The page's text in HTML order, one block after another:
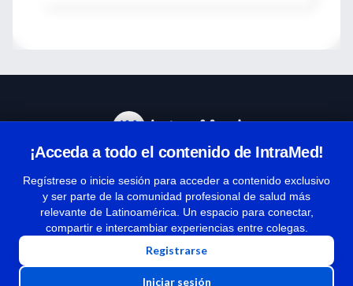
¡Acceda a todo el contenido de IntraMed!
Regístrese o inicie sesión para acceder a contenido exclusivo
y ser parte de la comunidad profesional de salud más
relevante de Latinoamérica. Un espacio para conectar,
compartir e intercambiar experiencias entre colegas.
Registrarse
Iniciar sesión
Términos y condiciones
| Políticas de privacidad
| Todos los derechos reservados | Copyright 1997-2026